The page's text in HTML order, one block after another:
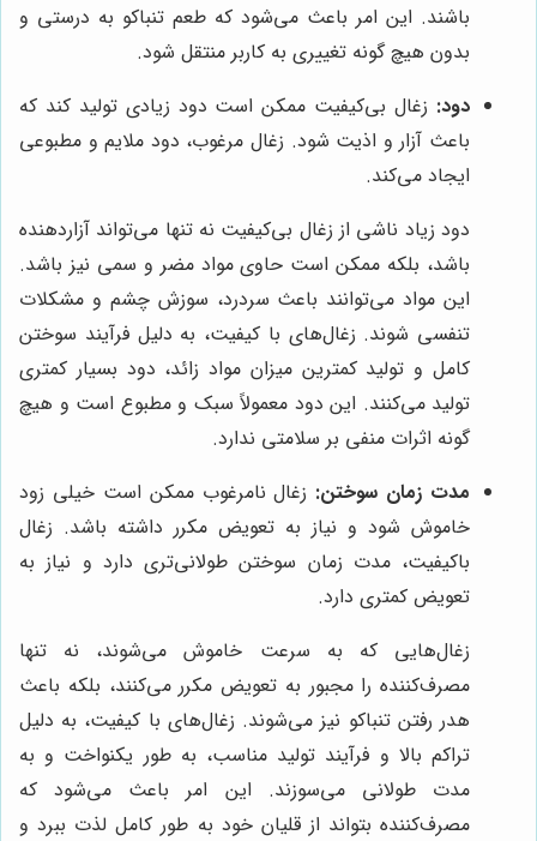
باشند. این امر باعث می‌شود که طعم تنباکو به درستی و
بدون هیچ گونه تغییری به کاربر منتقل شود.
دود: زغال بی‌کیفیت ممکن است دود زیادی تولید کند که
باعث آزار و اذیت شود. زغال مرغوب، دود ملایم و مطبوعی
ایجاد می‌کند.
دود زیاد ناشی از زغال بی‌کیفیت نه تنها می‌تواند آزاردهنده
باشد، بلکه ممکن است حاوی مواد مضر و سمی نیز باشد.
این مواد می‌توانند باعث سردرد، سوزش چشم و مشکلات
تنفسی شوند. زغال‌های با کیفیت، به دلیل فرآیند سوختن
کامل و تولید کمترین میزان مواد زائد، دود بسیار کمتری
تولید می‌کنند. این دود معمولاً سبک و مطبوع است و هیچ
گونه اثرات منفی بر سلامتی ندارد.
مدت زمان سوختن: زغال نامرغوب ممکن است خیلی زود
خاموش شود و نیاز به تعویض مکرر داشته باشد. زغال
باکیفیت، مدت زمان سوختن طولانی‌تری دارد و نیاز به
تعویض کمتری دارد.
زغال‌هایی که به سرعت خاموش می‌شوند، نه تنها
مصرف‌کننده را مجبور به تعویض مکرر می‌کنند، بلکه باعث
هدر رفتن تنباکو نیز می‌شوند. زغال‌های با کیفیت، به دلیل
تراکم بالا و فرآیند تولید مناسب، به طور یکنواخت و به
مدت طولانی می‌سوزند. این امر باعث می‌شود که
مصرف‌کننده بتواند از قلیان خود به طور کامل لذت ببرد و